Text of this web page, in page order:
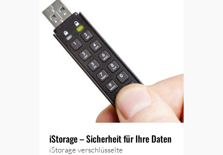
iStorage – Sicherheit für Ihre Daten
iStorage verschlüsselte